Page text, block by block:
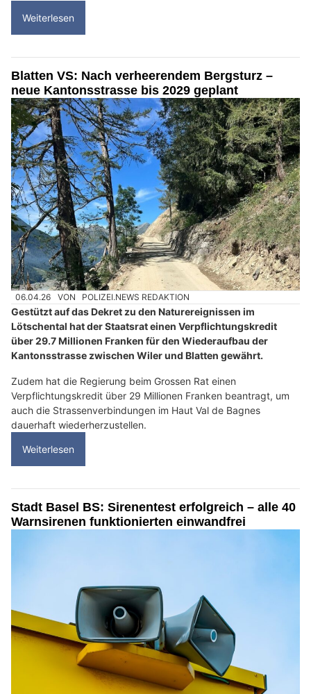
Weiterlesen
Blatten VS: Nach verheerendem Bergsturz –
neue Kantonsstrasse bis 2029 geplant
06.04.26 VON POLIZEI.NEWS REDAKTION
Gestützt auf das Dekret zu den Naturereignissen im
Lötschental hat der Staatsrat einen Verpflichtungskredit
über 29.7 Millionen Franken für den Wiederaufbau der
Kantonsstrasse zwischen Wiler und Blatten gewährt.
Zudem hat die Regierung beim Grossen Rat einen
Verpflichtungskredit über 29 Millionen Franken beantragt, um
auch die Strassenverbindungen im Haut Val de Bagnes
dauerhaft wiederherzustellen.
Weiterlesen
Stadt Basel BS: Sirenentest erfolgreich – alle 40
Warnsirenen funktionierten einwandfrei